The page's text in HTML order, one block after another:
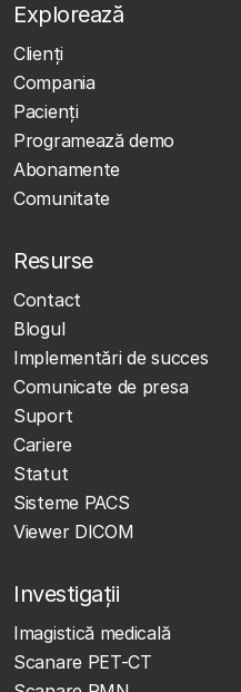
Explorează
Clienţi
Compania
Pacienți
Programează demo
Abonamente
Comunitate
Resurse
Contact
Blogul
Implementări de succes
Comunicate de presa
Suport
Cariere
Statut
Sisteme PACS
Viewer DICOM
Investigații
Imagistică medicală
Scanare PET-CT